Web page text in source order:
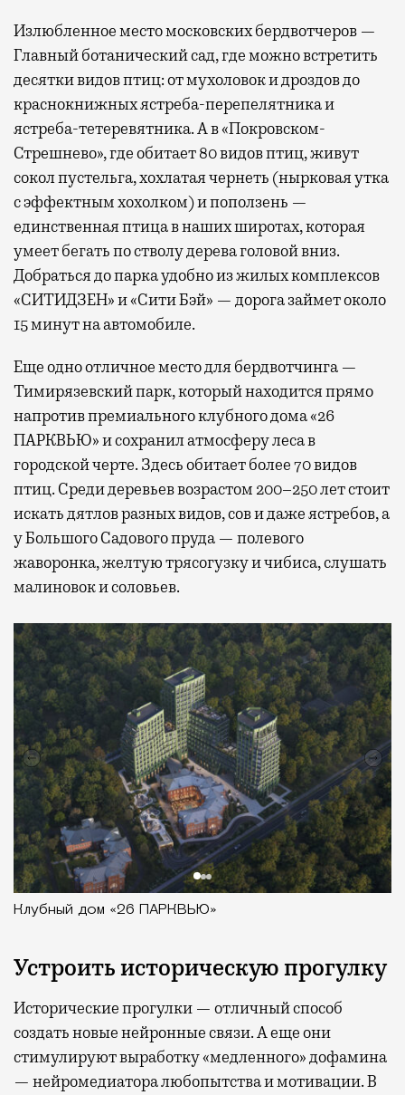
Излюбленное место московских бердвотчеров —
Главный ботанический сад, где можно встретить
десятки видов птиц: от мухоловок и дроздов до
краснокнижных ястреба-перепелятника и
ястреба-тетеревятника. А в «Покровском-
Стрешнево», где обитает 80 видов птиц, живут
сокол пустельга, хохлатая чернеть (нырковая утка
с эффектным хохолком) и поползень —
единственная птица в наших широтах, которая
умеет бегать по стволу дерева головой вниз.
Добраться до парка удобно из жилых комплексов
«СИТИДЗЕН» и «Сити Бэй» — дорога займет около
15 минут на автомобиле.
Еще одно отличное место для бердвотчинга —
Тимирязевский парк, который находится прямо
напротив премиального клубного дома «26
ПАРКВЬЮ» и сохранил атмосферу леса в
городской черте. Здесь обитает более 70 видов
птиц. Среди деревьев возрастом 200–250 лет стоит
искать дятлов разных видов, сов и даже ястребов, а
у Большого Садового пруда — полевого
жаворонка, желтую трясогузку и чибиса, слушать
малиновок и соловьев.
Клубный дом «26 ПАРКВЬЮ»
Устроить историческую прогулку
Исторические прогулки — отличный способ
создать новые нейронные связи. А еще они
стимулируют выработку «медленного» дофамина
— нейромедиатора любопытства и мотивации. В